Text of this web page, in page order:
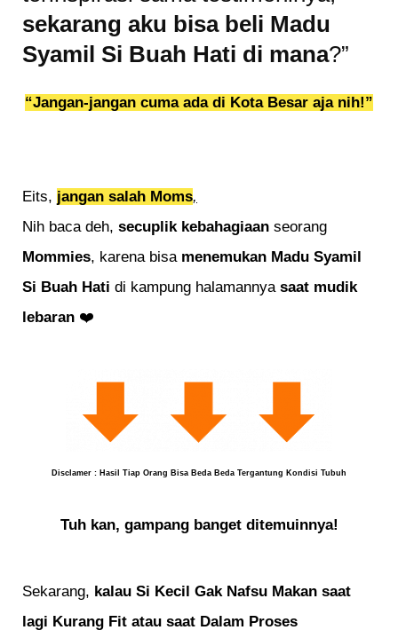
sekarang aku bisa beli Madu
Syamil Si Buah Hati di mana?”
“Jangan-jangan cuma ada di Kota Besar aja nih!”
Eits, jangan salah Moms,
Nih baca deh, secuplik kebahagiaan seorang
Mommies, karena bisa menemukan Madu Syamil
Si Buah Hati di kampung halamannya saat mudik
lebaran ❤️
Disclamer : Hasil Tiap Orang Bisa Beda Beda Tergantung Kondisi Tubuh
Tuh kan, gampang banget ditemuinnya!
Sekarang, kalau Si Kecil Gak Nafsu Makan saat
lagi Kurang Fit atau saat Dalam Proses